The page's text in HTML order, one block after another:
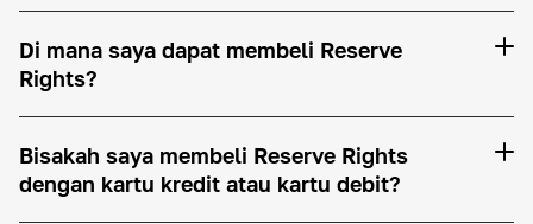
Di mana saya dapat membeli Reserve
Rights?
Bisakah saya membeli Reserve Rights
dengan kartu kredit atau kartu debit?